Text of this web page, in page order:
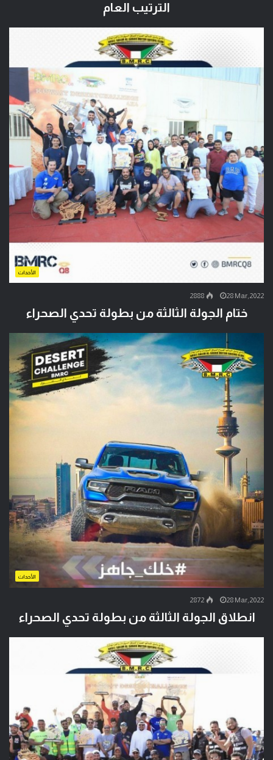
الترتيب العام
الأحداث
28 Mar,2022
2888
ختام الجولة الثالثة من بطولة تحدي الصحراء
الأحداث
28 Mar,2022
2872
انطلاق الجولة الثالثة من بطولة تحدي الصحراء